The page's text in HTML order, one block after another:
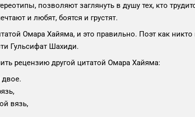
позволяют заглянуть в душу тех, кто
и любят, боятся и грустят.
Омара Хайяма, и это правильно. Поэт как
Гульсифат Шахиди.
рецензию другой цитатой Омара Хайяма:
вязь,